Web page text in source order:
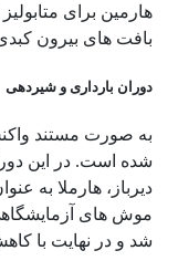
هارمین برای
بافت های بیرون
دوران بارداری و شیردهی
به صورت مستند
شده است. در این
دیرباز، هارملا به
موش های
شد و در نهایت با